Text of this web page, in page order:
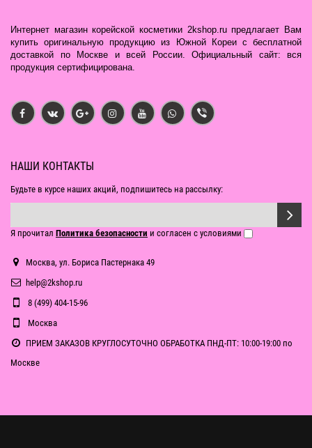
Интернет магазин корейской косметики 2kshop.ru предлагает Вам
купить оригинальную продукцию из Южной Кореи с бесплатной
доставкой по Москве и всей России. Официальный сайт: вся
продукция сертифицирована.
НАШИ КОНТАКТЫ
Будьте в курсе наших акций, подпишитесь на рассылку:
Я прочитал Политика безопасности и согласен с условиями
Москва, ул. Бориса Пастернака 49
help@2kshop.ru
8 (499) 404-15-96
Москва
ПРИЕМ ЗАКАЗОВ КРУГЛОСУТОЧНО ОБРАБОТКА ПНД-ПТ: 10:00-19:00 по
Москве